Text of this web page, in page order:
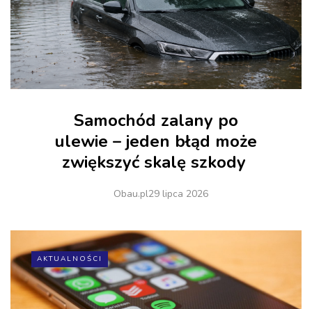
Samochód zalany po
ulewie – jeden błąd może
zwiększyć skalę szkody
Obau.pl29 lipca 2026
AKTUALNOŚCI